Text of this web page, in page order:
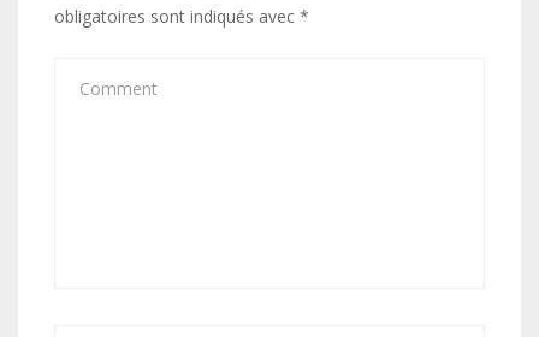
obligatoires sont indiqués avec *